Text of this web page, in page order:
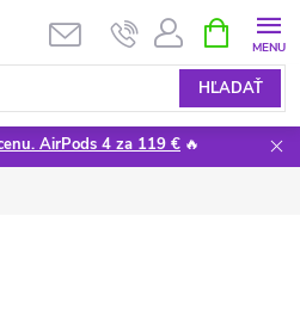
HĽADAŤ
KOŠÍK
AirPods 4 za 119 € 🔥